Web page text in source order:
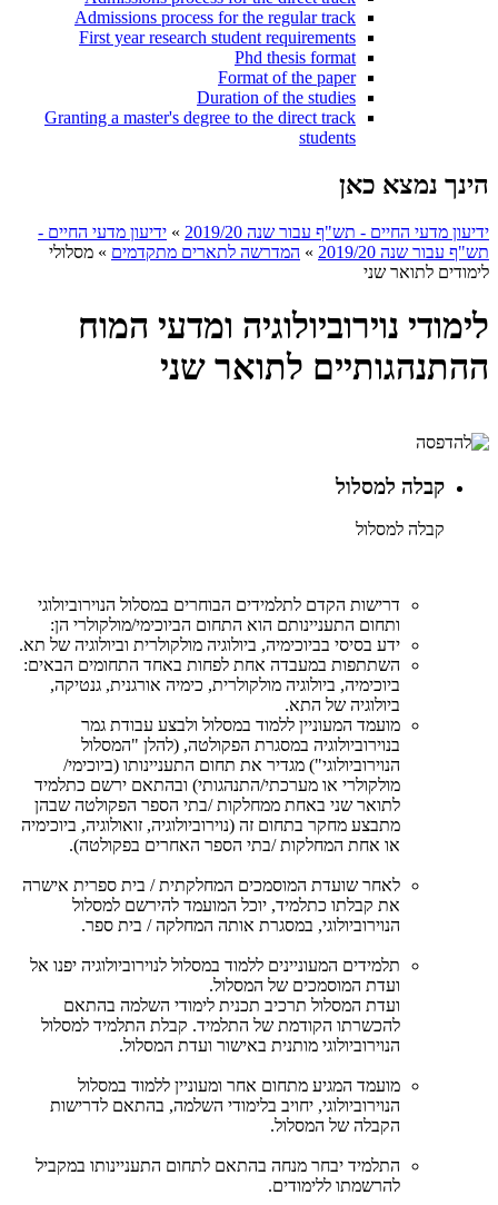
Admissions process for the regular track
First year research student requirements
Phd thesis format
Format of the paper
Duration of the studies
Granting a master's degree to the direct track
students
הינך נמצא כאן
ידיעון מדעי החיים - תש"ף עבור שנה 2019/20 » ידיעון מדעי החיים -
תש"ף עבור שנה 2019/20
» המדרשה לתארים מתקדמים » מסלולי
לימודים לתואר שני
לימודי נוירוביולוגיה ומדעי המוח
ההתנהגותיים לתואר שני
קבלה למסלול
קבלה למסלול
דרישות הקדם לתלמידים הבוחרים במסלול הנוירוביולוגי
ותחום התעניינותם הוא התחום הביוכימי/מולקולרי הן:
ידע בסיסי בביוכימיה, ביולוגיה מולקולרית וביולוגיה של תא.
השתתפות במעבדה אחת לפחות באחד התחומים הבאים:
ביוכימיה, ביולוגיה מולקולרית, כימיה אורגנית, גנטיקה,
ביולוגיה של התא.
מועמד המעוניין ללמוד במסלול ולבצע עבודת גמר
בנוירוביולוגיה במסגרת הפקולטה, (להלן "המסלול
הנוירוביולוגי") מגדיר את תחום התעניינותו (ביוכימי/
מולקולרי או מערכתי/התנהגותי) ובהתאם ירשם כתלמיד
לתואר שני באחת ממחלקות /בתי הספר הפקולטה שבהן
מתבצע מחקר בתחום זה (נוירוביולוגיה, זואולוגיה, ביוכימיה
או אחת המחלקות /בתי הספר האחרים בפקולטה).
לאחר שועדת המוסמכים המחלקתית / בית ספרית אישרה
את קבלתו כתלמיד, יוכל המועמד להירשם למסלול
הנוירוביולוגי, במסגרת אותה המחלקה / בית ספר.
תלמידים המעוניינים ללמוד במסלול לנוירוביולוגיה יפנו אל
ועדת המוסמכים של המסלול.
ועדת המסלול תרכיב תכנית לימודי השלמה בהתאם
להכשרתו הקודמת של התלמיד. קבלת התלמיד למסלול
הנוירוביולוגי מותנית באישור ועדת המסלול.
מועמד המגיע מתחום אחר ומעוניין ללמוד במסלול
הנוירוביולוגי, יחויב בלימודי השלמה, בהתאם לדרישות
הקבלה של המסלול.
התלמיד יבחר מנחה בהתאם לתחום התעניינותו במקביל
להרשמתו ללימודים.